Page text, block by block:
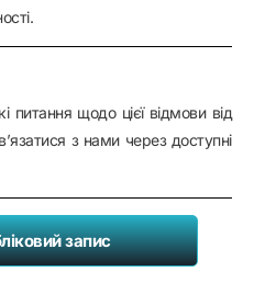
щодо цієї відмови від
з нами через доступні
запис